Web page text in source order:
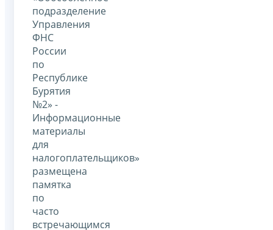
подразделение
Управления
ФНС
России
по
Республике
Бурятия
№2» -
Информационные
материалы
для
налогоплательщиков»
размещена
памятка
по
часто
встречающимся